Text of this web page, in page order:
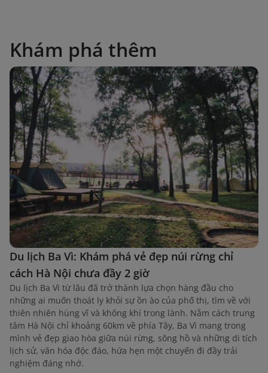
Khám phá thêm
Du lịch Ba Vì: Khám phá vẻ đẹp núi rừng chỉ
cách Hà Nội chưa đầy 2 giờ
Du lịch Ba Vì từ lâu đã trở thành lựa chọn hàng đầu cho
những ai muốn thoát ly khỏi sự ồn ào của phố thị, tìm về với
thiên nhiên hùng vĩ và không khí trong lành. Nằm cách trung
tâm Hà Nội chỉ khoảng 60km về phía Tây, Ba Vì mang trong
mình vẻ đẹp giao hòa giữa núi rừng, sông hồ và những di tích
lịch sử, văn hóa độc đáo, hứa hẹn một chuyến đi đầy trải
nghiệm đáng nhớ.